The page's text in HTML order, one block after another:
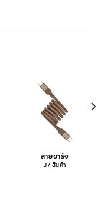
สายชาร์จ
37 สินค้า